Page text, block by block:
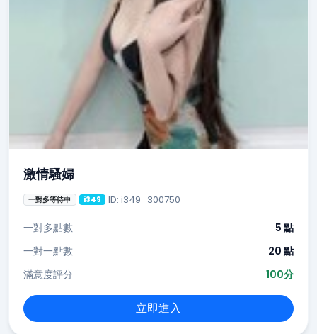
激情騷婦
一對多等待中 i349 ID: i349_300750
一對多點數
5 點
一對一點數
20 點
滿意度評分
100分
立即進入